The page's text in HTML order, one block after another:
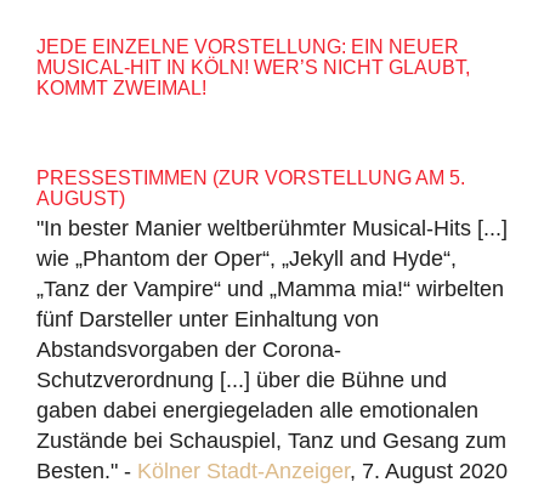
JEDE EINZELNE VORSTELLUNG: EIN NEUER
MUSICAL-HIT IN KÖLN! WER’S NICHT GLAUBT,
KOMMT ZWEIMAL!
PRESSESTIMMEN (ZUR VORSTELLUNG AM 5.
AUGUST)
"In bester Manier weltberühmter Musical-Hits [...]
wie „Phantom der Oper“, „Jekyll and Hyde“,
„Tanz der Vampire“ und „Mamma mia!“ wirbelten
fünf Darsteller unter Einhaltung von
Abstandsvorgaben der Corona-
Schutzverordnung [...] über die Bühne und
gaben dabei energiegeladen alle emotionalen
Zustände bei Schauspiel, Tanz und Gesang zum
Besten." - Kölner Stadt-Anzeiger, 7. August 2020